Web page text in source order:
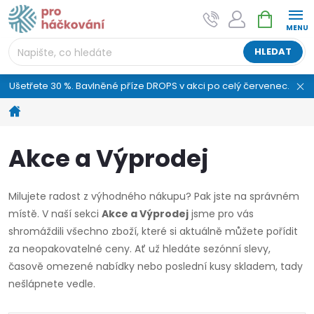
Přejít
na
obsah
HLEDAT
NÁKUPNÍ
KOŠÍK
Ušetřete 30 %. Bavlněné příze DROPS v akci po celý červenec.
Domů
Akce a Výprodej
Milujete radost z výhodného nákupu? Pak jste na správném
místě. V naší sekci Akce a Výprodej jsme pro vás
shromáždili všechno zboží, které si aktuálně můžete pořídit
za neopakovatelné ceny. Ať už hledáte sezónní slevy,
časově omezené nabídky nebo poslední kusy skladem, tady
nešlápnete vedle.
AI asistent "pani Klubíčková" –
ProHackovani.cz
Jsme e-shop s více než osmiletou tradicí a máme pro
vás připraveno více než 25 tisíc produktů. Vše skladem,
připravené k odeslání.